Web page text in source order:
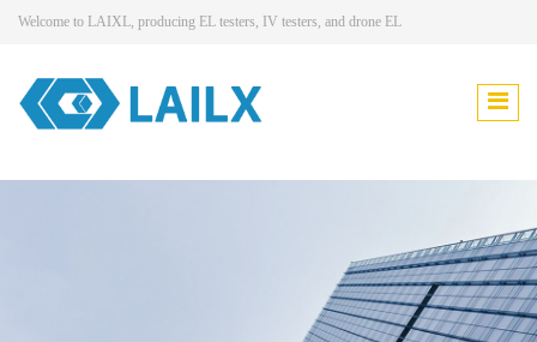
Welcome to LAIXL, producing EL testers, IV testers, and drone EL